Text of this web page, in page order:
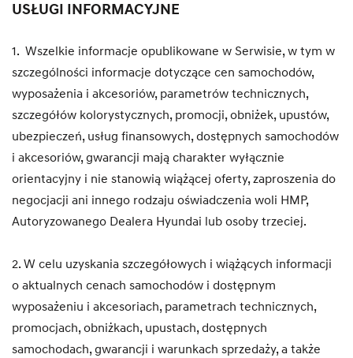
USŁUGI INFORMACYJNE
1. Wszelkie informacje opublikowane w Serwisie, w tym w
szczególności informacje dotyczące cen samochodów,
wyposażenia i akcesoriów, parametrów technicznych,
szczegółów kolorystycznych, promocji, obniżek, upustów,
ubezpieczeń, usług finansowych, dostępnych samochodów
i akcesoriów, gwarancji mają charakter wyłącznie
orientacyjny i nie stanowią wiążącej oferty, zaproszenia do
negocjacji ani innego rodzaju oświadczenia woli HMP,
Autoryzowanego Dealera Hyundai lub osoby trzeciej.
2. W celu uzyskania szczegółowych i wiążących informacji
o aktualnych cenach samochodów i dostępnym
wyposażeniu i akcesoriach, parametrach technicznych,
promocjach, obniżkach, upustach, dostępnych
samochodach, gwarancji i warunkach sprzedaży, a także